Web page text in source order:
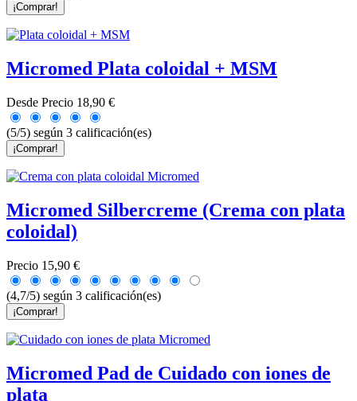
¡Comprar!
Micromed Plata coloidal + MSM
Desde Precio 18,90 €
(5/5) según 3 calificación(es)
¡Comprar!
Micromed Silbercreme (Crema con plata
coloidal)
Precio 15,90 €
(4,7/5) según 3 calificación(es)
¡Comprar!
Micromed Pad de Cuidado con iones de
plata